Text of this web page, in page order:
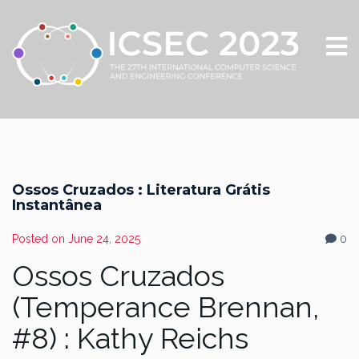
Ossos Cruzados : Literatura Grátis
Instantânea
Posted on June 24, 2025 0
Ossos Cruzados
(Temperance Brennan,
#8) : Kathy Reichs